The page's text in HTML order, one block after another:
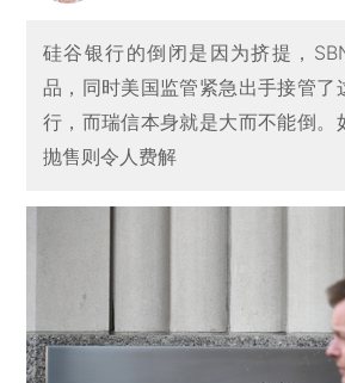
硅谷银行的倒闭是因为挤提，
品，同时美国监管紧急出手接管了
行，而瑞信本身就是大而不能倒。
抛售则令人费解